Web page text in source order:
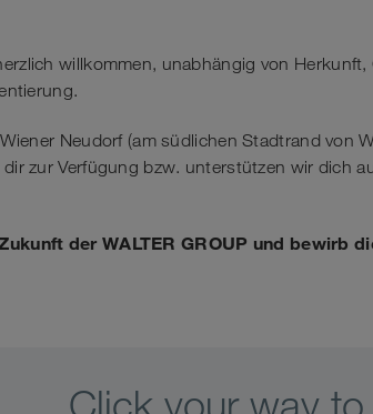
willkommen, unabhängig von
Neudorf (am südlichen Stadtrand von
zur Verfügung bzw. unterstützen wir dich
der WALTER GROUP und bewirb